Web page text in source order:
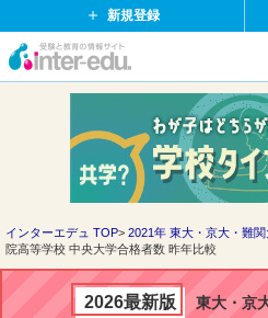
新規登録
イ
ド
ッ
ト
インターエデュ TOP 2021年 東大・京大・難
院高等学校 中央大学合格者数 昨年比較
2026最新版 東大・京